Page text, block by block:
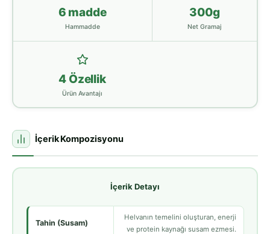
6 madde
Hammadde
300g
Net Gramaj
4 Özellik
Ürün Avantajı
İçerik Kompozisyonu
İçerik Detayı
Tahin (Susam)
Helvanın temelini oluşturan, enerji
ve protein kaynağı susam ezmesi.